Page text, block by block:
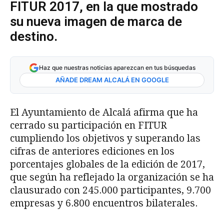
FITUR 2017, en la que mostrado
su nueva imagen de marca de
destino.
Haz que nuestras noticias aparezcan en tus búsquedas
AÑADE DREAM ALCALÁ EN GOOGLE
El Ayuntamiento de Alcalá afirma que ha
cerrado su participación en FITUR
cumpliendo los objetivos y superando las
cifras de anteriores ediciones en los
porcentajes globales de la edición de 2017,
que según ha reflejado la organización se ha
clausurado con 245.000 participantes, 9.700
empresas y 6.800 encuentros bilaterales.